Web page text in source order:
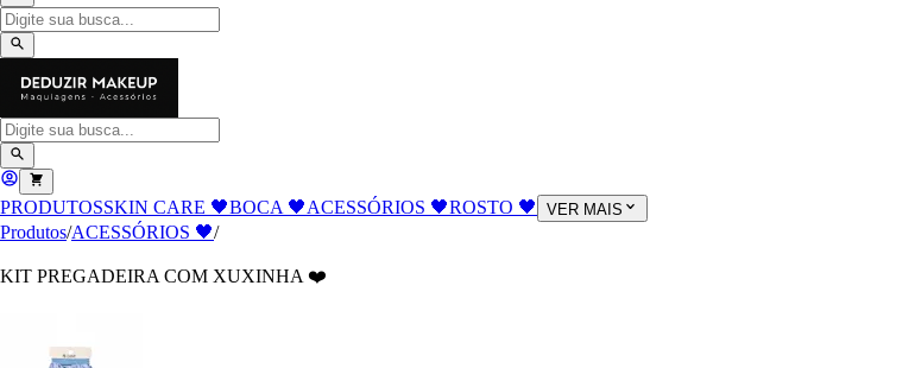
PRODUTOSSKIN CARE 🖤BOCA 🖤ACESSÓRIOS 🖤ROSTO 🖤 VER MAIS
Produtos/ACESSÓRIOS 🖤/
KIT PREGADEIRA COM XUXINHA ❤️